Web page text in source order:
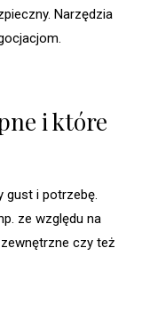
Narzędzia
i które
gust i potrzebę.
ze względu na
czy też